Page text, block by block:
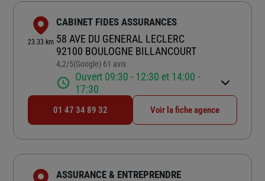
23.33 km
CABINET FIDES ASSURANCES
58 AVE DU GENERAL LECLERC
92100 BOULOGNE BILLANCOURT
4,2/5Note de 4.2 sur 5
(Google) 61 avis
Ouvert 09:30 - 12:30 et 14:00 -
17:30
01 47 34 89 32 Voir la fiche agence
ASSURANCE & ENTREPRENDRE